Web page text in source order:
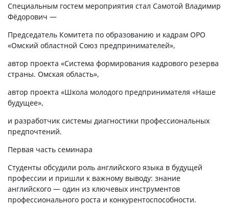
Специальным гостем мероприятия стал Самотой Владимир
Фёдорович —
Председатель Комитета по образованию и кадрам ОРО
«Омский областной Союз предпринимателей»,
автор проекта «Система формирования кадрового резерва
страны. Омская область»,
автор проекта «Школа молодого предпринимателя «Наше
будущее»,
и разработчик системы диагностики профессиональных
предпочтений.
Первая часть семинара
Студенты обсудили роль английского языка в будущей
профессии и пришли к важному выводу: знание
английского — один из ключевых инструментов
профессионального роста и конкурентоспособности.